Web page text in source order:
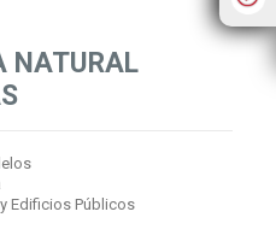
NATURAL
Edificios Públicos